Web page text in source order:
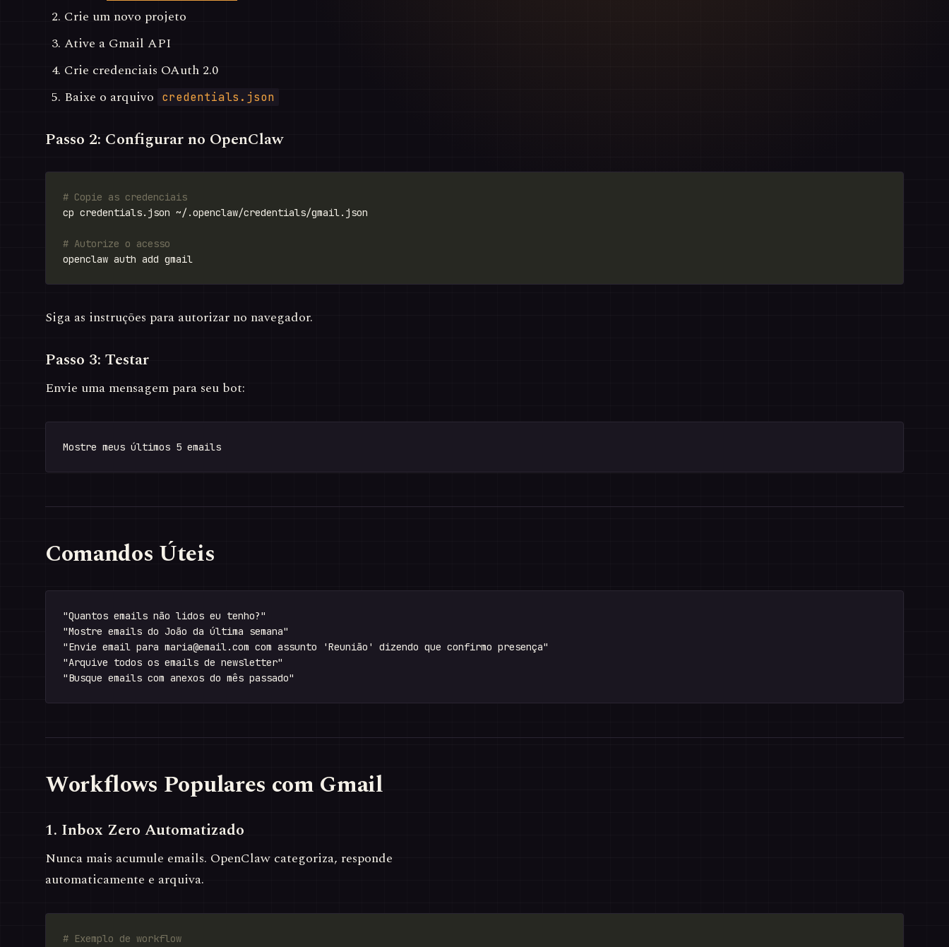
Crie um novo projeto
Ative a Gmail API
Crie credenciais OAuth 2.0
Baixe o arquivo
credentials.json
Passo 2: Configurar no OpenClaw
# Copie as credenciais
# Autorize o acesso
Siga as instruções para autorizar no navegador.
Passo 3: Testar
Envie uma mensagem para seu bot:
Comandos Úteis
"Quantos emails não lidos eu tenho?"
"Mostre emails do João da última semana"
"Envie email para maria@email.com com assunto 'Reunião' dizendo que confirmo presença"
"Arquive todos os emails de newsletter"
Workflows Populares com Gmail
1. Inbox Zero Automatizado
Nunca mais acumule emails. OpenClaw categoriza, responde
automaticamente e arquiva.
# Exemplo de workflow